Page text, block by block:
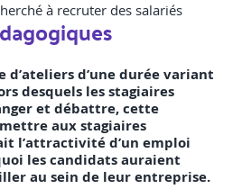
à recruter des salariés
d’ateliers d’une durée variant
desquels les stagiaires
et débattre, cette
aux stagiaires
l’attractivité d’un emploi
les candidats auraient
au sein de leur entreprise.